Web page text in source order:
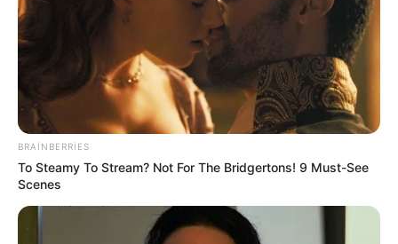
09:07 / 06 Avqust 2026 KRİMİNAL
Gəncədə kütləvi dava - ölən və
yaralananlar var
0
BRAINBERRIES
To Steamy To Stream? Not For The Bridgertons! 9 Must-See
Scenes